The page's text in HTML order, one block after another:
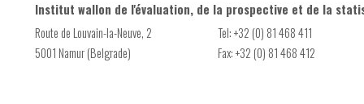
Institut wallon de l'évaluation, de la prospective et de la
Route de Louvain-la-Neuve, 2
5001 Namur (Belgrade)
Tel: +32 (0) 81 468 411
Fax: +32 (0) 81 468 412